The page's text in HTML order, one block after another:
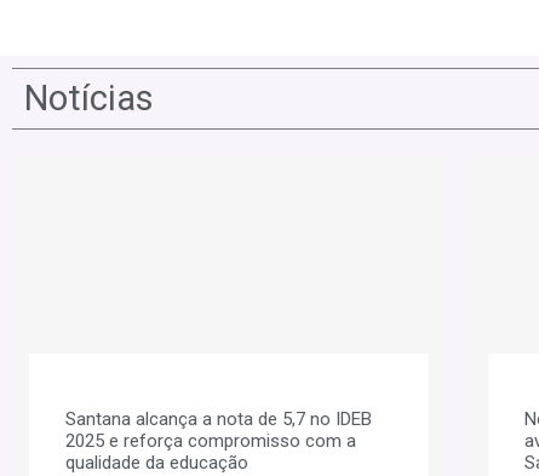
Notícias
Santana alcança a nota de 5,7 no IDEB
2025 e reforça compromisso com a
qualidade da educação